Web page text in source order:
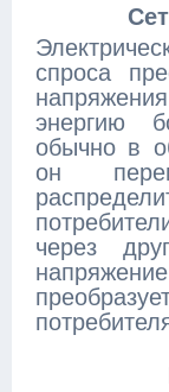
спроса
энергию
обычно в
он
через